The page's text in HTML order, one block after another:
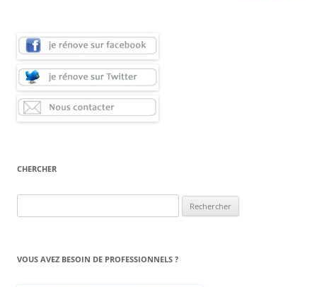
CHERCHER
VOUS AVEZ BESOIN DE PROFESSIONNELS ?